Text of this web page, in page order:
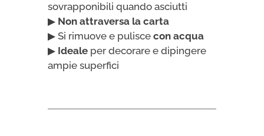
sovrapponibili quando asciutti
▶ Non attraversa la carta
▶ Si rimuove e puliscecon acqua
▶ Ideale per decorare e dipingere
ampie superfici